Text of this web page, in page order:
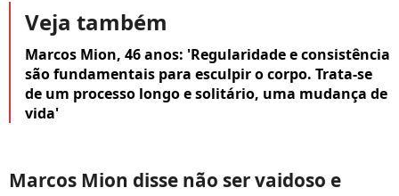
Veja também
Marcos Mion, 46 anos: 'Regularidade e consistência
são fundamentais para esculpir o corpo. Trata-se
de um processo longo e solitário, uma mudança de
vida'
Marcos Mion disse não ser vaidoso e